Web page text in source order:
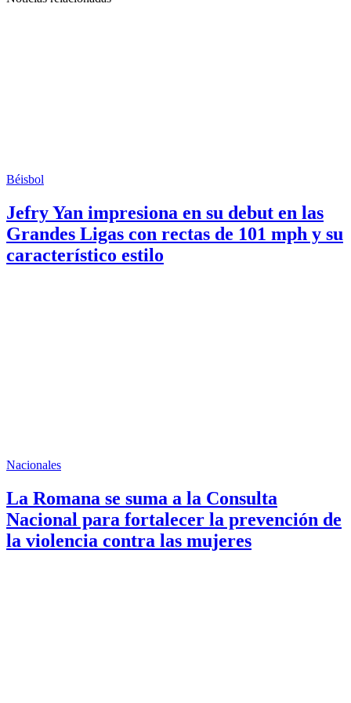
Béisbol
Jefry Yan impresiona en su debut en las
Grandes Ligas con rectas de 101 mph y su
característico estilo
Nacionales
La Romana se suma a la Consulta
Nacional para fortalecer la prevención de
la violencia contra las mujeres